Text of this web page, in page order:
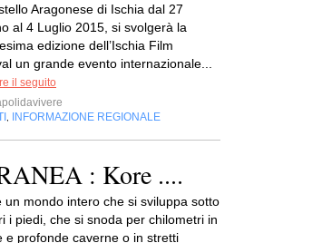
Aragonese di Ischia dal 27
al 4 Luglio 2015, si svolgerà la
edizione dell’Ischia Film
un grande evento internazionale...
il seguito
INFORMAZIONE REGIONALE
: Kore ....
un mondo intero che si sviluppa sotto
i piedi, che si snoda per chilometri in
e profonde caverne o in stretti